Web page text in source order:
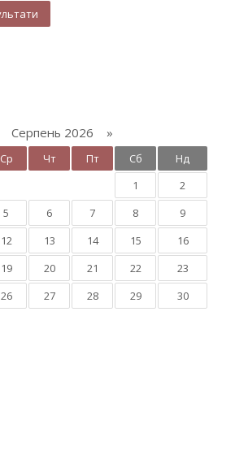
Серпень 2026 »
Ср Чт Пт Сб
Нд
1
2
5 6 7 8
9
12 13 14 15
16
19 20 21 22
23
26 27 28 29
30